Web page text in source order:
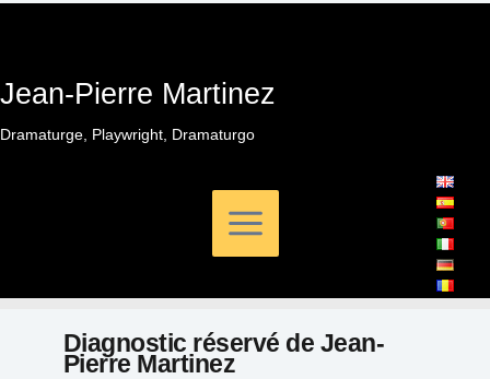
Aller
Jean-Pierre Martinez
Dramaturge, Playwright, Dramaturgo
Diagnostic réservé de Jean-
Pierre Martinez